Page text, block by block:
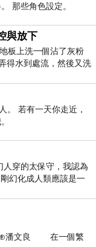
那些角色設定。
與放下
板上洗一個沾了灰粉
得水到處流，然後又洗
。 若有一天你走近，
穿的太保守，我認為
幻化成人類應該是一
出
個繁